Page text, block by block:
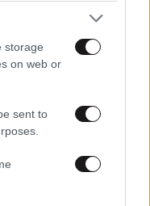
storage
on web or
sent to
τη σκότωσε»
Ολλανδή
σώσει τη φίλη